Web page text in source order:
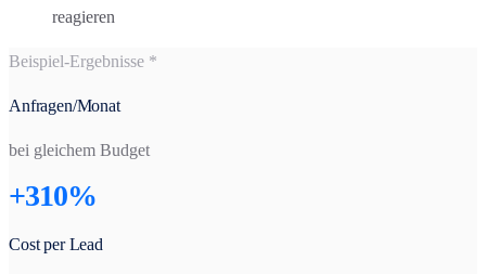
reagieren
Beispiel-Ergebnisse *
Anfragen/Monat
bei gleichem Budget
+310%
Cost per Lead